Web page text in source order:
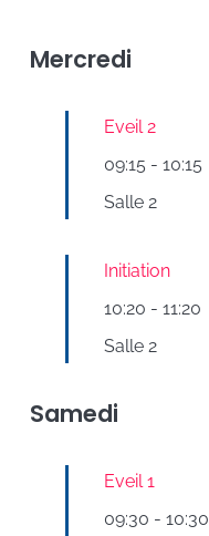
Mercredi
Eveil 2
09:15 - 10:15
Salle 2
Initiation
10:20 - 11:20
Salle 2
Samedi
Eveil 1
09:30 - 10:30